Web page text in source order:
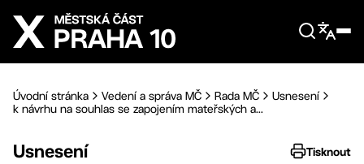
Přejít na hlavní obsah
Úvodní stránka Vedení a správa MČ Rada MČ
Usnesení
k návrhu na souhlas se zapojením mateřských a...
Usnesení Tisknout